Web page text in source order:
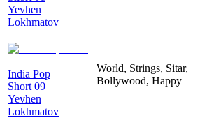
Yevhen
Lokhmatov
India Pop
Short 09
Yevhen
Lokhmatov
World, Strings, Sitar,
Bollywood, Happy